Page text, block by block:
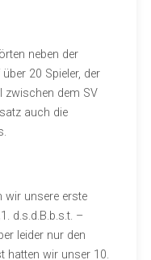
neben der
20 Spieler, der
zwischen dem SV
auch die
wir unsere erste
d.s.d.B.b.s.t. –
leider nur den
hatten wir unser 10.